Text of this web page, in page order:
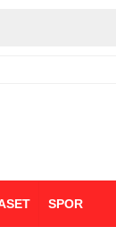
SPOR